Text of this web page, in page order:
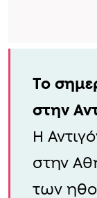
Το
στην
Η
στην
των